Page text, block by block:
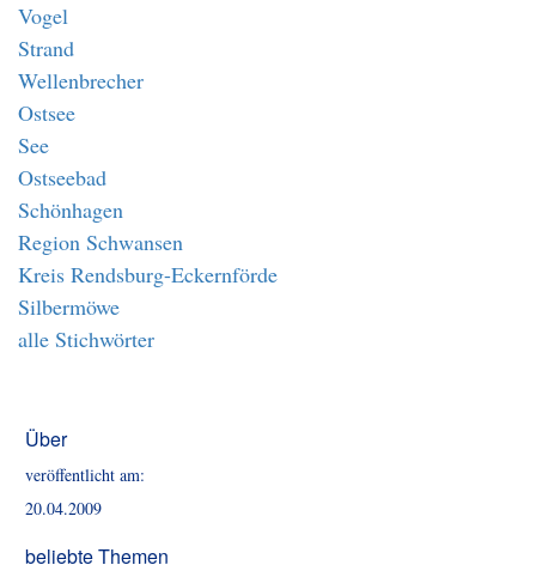
Vogel
Strand
Wellenbrecher
Ostsee
See
Ostseebad
Schönhagen
Region Schwansen
Kreis Rendsburg-Eckernförde
Silbermöwe
alle Stichwörter
Über
veröffentlicht am:
20.04.2009
beliebte Themen